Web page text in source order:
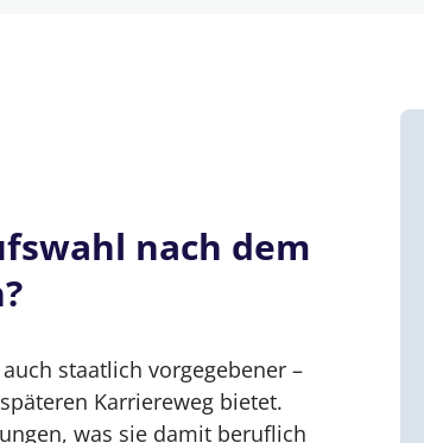
eine Option für
nach dem
staatlich vorgegebener –
Karriereweg bietet.
was sie damit beruflich